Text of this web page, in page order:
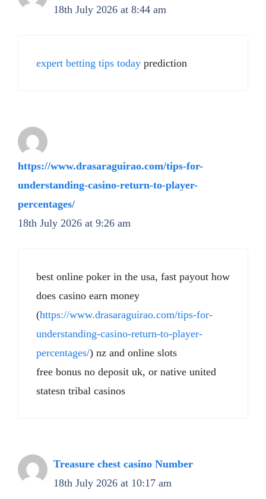
18th July 2026 at 8:44 am
expert betting tips today prediction
https://www.drasaraguirao.com/tips-for-
understanding-casino-return-to-player-
percentages/
18th July 2026 at 9:26 am
best online poker in the usa, fast payout how
does casino earn money
(https://www.drasaraguirao.com/tips-for-
understanding-casino-return-to-player-
percentages/) nz and online slots
free bonus no deposit uk, or native united
statesn tribal casinos
Treasure chest casino Number
18th July 2026 at 10:17 am